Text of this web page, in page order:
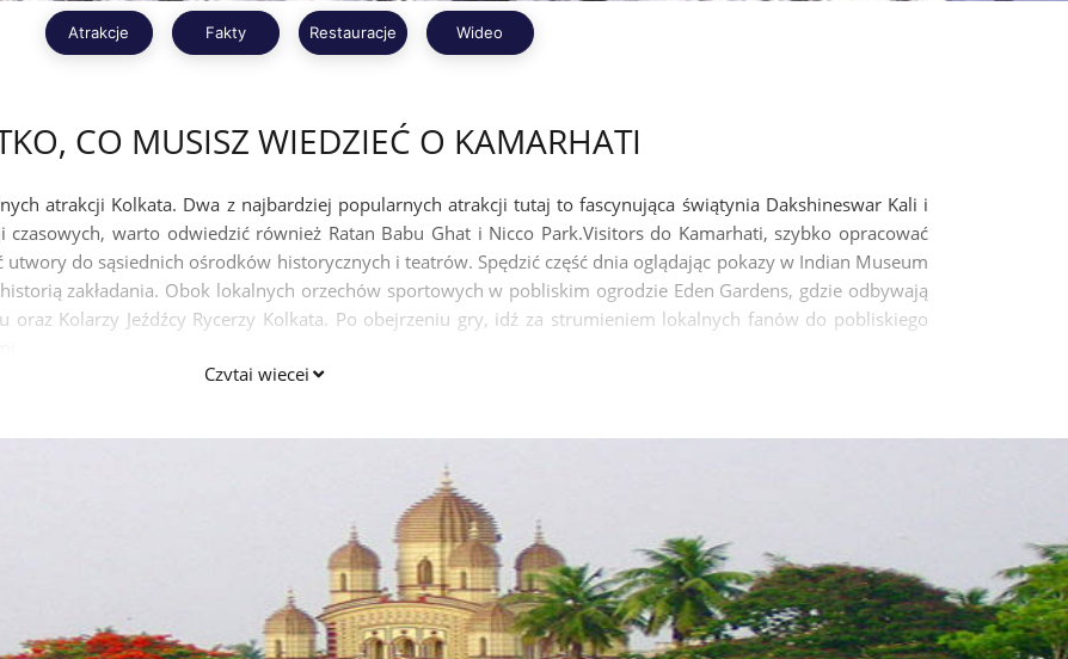
Atrakcje Fakty Restauracje Wideo
CO MUSISZ WIEDZIEĆ O KAMARHATI
atrakcji Kolkata. Dwa z najbardziej popularnych atrakcji tutaj to fascynująca świątynia Dakshineswar Kali i
warto odwiedzić również Ratan Babu Ghat i Nicco Park.Visitors do Kamarhati, szybko opracować
do sąsiednich ośrodków historycznych i teatrów. Spędzić część dnia oglądając pokazy w Indian Museum
zakładania. Obok lokalnych orzechów sportowych w pobliskim ogrodzie Eden Gardens, gdzie odbywają
oraz Kolarzy Jeźdźcy Rycerzy Kolkata. Po obejrzeniu gry, idź za strumieniem lokalnych fanów do pobliskiego
Czytaj więcej